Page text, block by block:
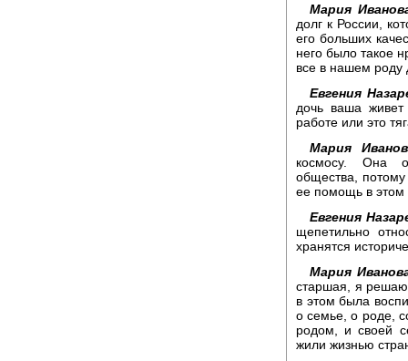
Мария
долг к России,
его больших
него было такое
все в нашем роду
Евгения
дочь ваша
работе или это
Мария
космосу. Она
общества, потому
ее помощь в этом
Евгения
щепетильно
хранятся
Мария
старшая, я
в этом была
о семье, о роде,
родом, и своей
жили жизнью